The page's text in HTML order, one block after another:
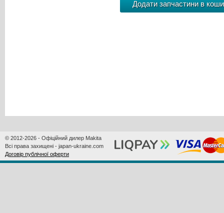
© 2012-2026 - Офіційний дилер Makita
Всі права захищені - japan-ukraine.com
Договір публічної оферти